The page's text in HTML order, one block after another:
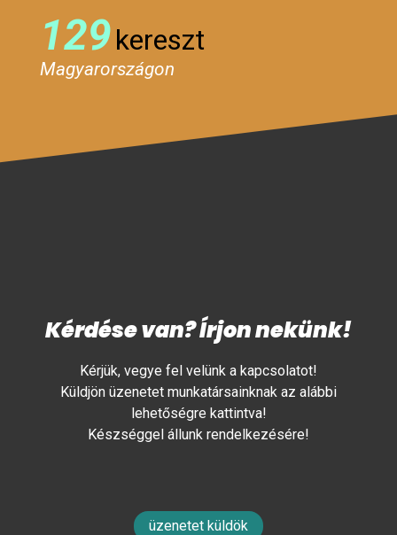
129kereszt
Magyarországon
Kérdése van? Írjon nekünk!
Kérjük, vegye fel velünk a kapcsolatot!
Küldjön üzenetet munkatársainknak az alábbi
lehetőségre kattintva!
Készséggel állunk rendelkezésére!
üzenetet küldök